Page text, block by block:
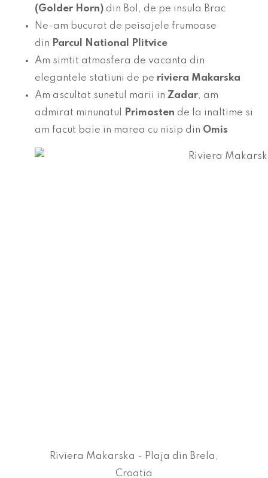
(Golder Horn) din Bol, de pe insula Brac
Ne-am bucurat de peisajele frumoase
din Parcul National Plitvice
Am simtit atmosfera de vacanta din
elegantele statiuni de pe riviera Makarska
Am ascultat sunetul marii in Zadar, am
admirat minunatul
Primosten de la inaltime si
am facut baie in marea cu nisip din Omis
Riviera Makarska - Plaja din Brela,
Croatia